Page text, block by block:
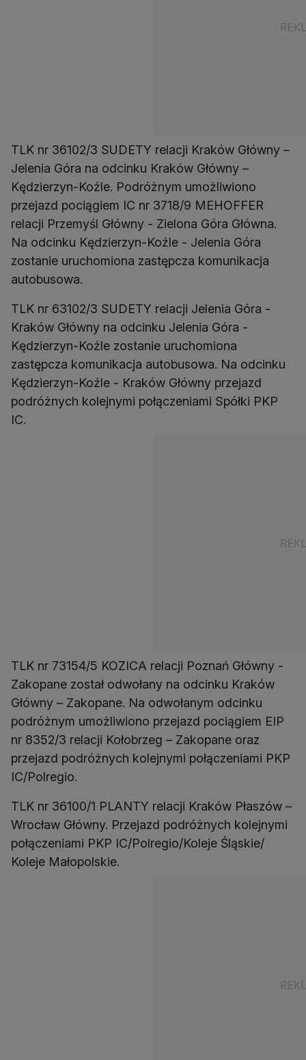
TLK nr 36102/3 SUDETY relacji Kraków Główny –
Jelenia Góra na odcinku Kraków Główny –
Kędzierzyn-Koźle. Podróżnym umożliwiono
przejazd pociągiem IC nr 3718/9 MEHOFFER
relacji Przemyśl Główny - Zielona Góra Główna.
Na odcinku Kędzierzyn-Koźle - Jelenia Góra
zostanie uruchomiona zastępcza komunikacja
autobusowa.
TLK nr 63102/3 SUDETY relacji Jelenia Góra -
Kraków Główny na odcinku Jelenia Góra -
Kędzierzyn-Koźle zostanie uruchomiona
zastępcza komunikacja autobusowa. Na odcinku
Kędzierzyn-Koźle - Kraków Główny przejazd
podróżnych kolejnymi połączeniami Spółki PKP
IC.
TLK nr 73154/5 KOZICA relacji Poznań Główny -
Zakopane został odwołany na odcinku Kraków
Główny – Zakopane. Na odwołanym odcinku
podróżnym umożliwiono przejazd pociągiem EIP
nr 8352/3 relacji Kołobrzeg – Zakopane oraz
przejazd podróżnych kolejnymi połączeniami PKP
IC/Polregio.
TLK nr 36100/1 PLANTY relacji Kraków Płaszów –
Wrocław Główny. Przejazd podróżnych kolejnymi
połączeniami PKP IC/Polregio/Koleje Śląskie/
Koleje Małopolskie.